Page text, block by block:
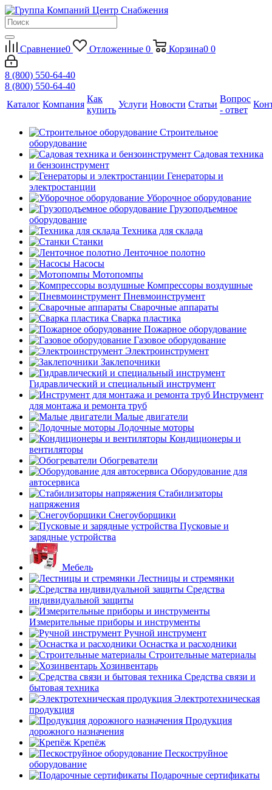
Сравнение0 Отложенные 0 Корзина0 0
8 (800) 550-64-40
8 (800) 550-64-40
Каталог Компания
Как
купить
Услуги Новости Статьи
Вопрос
- ответ
Строительное
оборудование
Садовая техника
и бензоинструмент
Генераторы и
электростанции
Уборочное оборудование
Грузоподъемное
оборудование
Техника для склада
Станки
Ленточное полотно
Насосы
Мотопомпы
Компрессоры воздушные
Пневмоинструмент
Сварочные аппараты
Сварка пластика
Пожарное оборудование
Газовое оборудование
Электроинструмент
Заклепочники
Гидравлический и специальный инструмент
Инструмент
для монтажа и ремонта труб
Малые двигатели
Лодочные моторы
Кондиционеры и
вентиляторы
Обогреватели
Оборудование для
автосервиса
Стабилизаторы
напряжения
Снегоуборщики
Пусковые и
зарядные устройства
Мебель
Лестницы и стремянки
Средства
индивидуальной защиты
Измерительные приборы и инструменты
Ручной инструмент
Оснастка и расходники
Строительные материалы
Хозинвентарь
Средства связи и
бытовая техника
Электротехническая
продукция
Продукция
дорожного назначения
Крепёж
Пескоструйное
оборудование
Подарочные сертификаты